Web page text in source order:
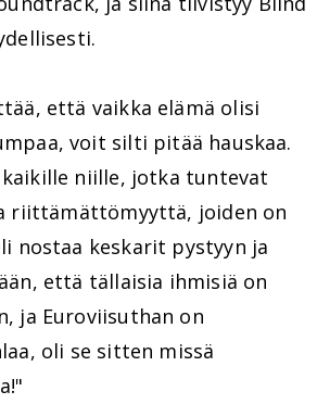
että vaikka elämä olisi
voit silti pitää hauskaa.
niille, jotka tuntevat
riittämättömyyttä, joiden on
nostaa keskarit pystyyn ja
että tällaisia ihmisiä on
ja Euroviisuthan on
oli se sitten missä